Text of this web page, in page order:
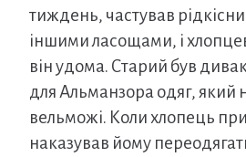
тиждень, частував
іншими ласощами, і
він удома. Старий був
для Альманзора одяг, який
вельможі. Коли хлопець
наказував йому